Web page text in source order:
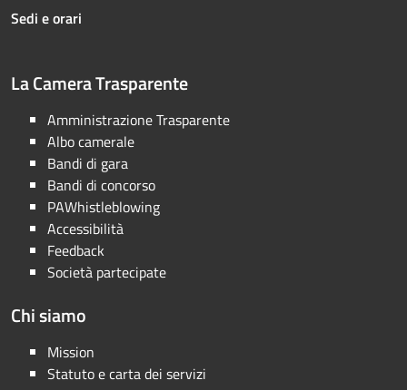
Sedi e orari
La Camera Trasparente
Amministrazione Trasparente
Albo camerale
Bandi di gara
Bandi di concorso
PAWhistleblowing
Accessibilità
Feedback
Società partecipate
Chi siamo
Mission
Statuto e carta dei servizi